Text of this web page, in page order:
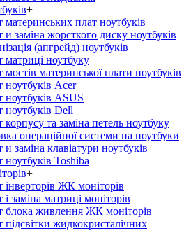
+
материнських плат ноутбуків
и заміна жорсткого диску ноутбуків
(апгрейд) ноутбуків
матриці ноутбуку
материнської плати ноутбуків
ноутбуків Acer
ноутбуків ASUS
ноутбуків Dell
корпусу та заміна петель ноутбуку
операційної системи на ноутбуки
заміна клавіатури ноутбуків
ноутбуків Toshiba
+
інверторів ЖК моніторів
заміна матриці моніторів
блока живлення ЖК моніторів
підсвітки жидкокристалічних